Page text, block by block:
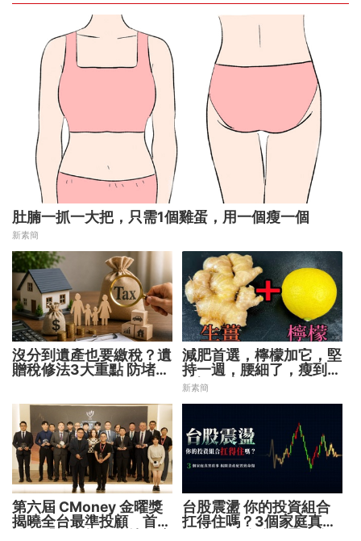
肚腩一抓一大把，只需1個雞蛋，用一個瘦一個
新素簡
沒分到遺產也要繳稅？遺
贈稅修法3大重點 防堵惡
減肥首選，檸檬加它，堅
持一週，腰細了，瘦到你
懷疑人生
新素簡
第六屆 CMoney 金曜獎
揭曉全台最準投顧 首度
台股震盪 你的投資組合
扛得住嗎？3個家庭真實